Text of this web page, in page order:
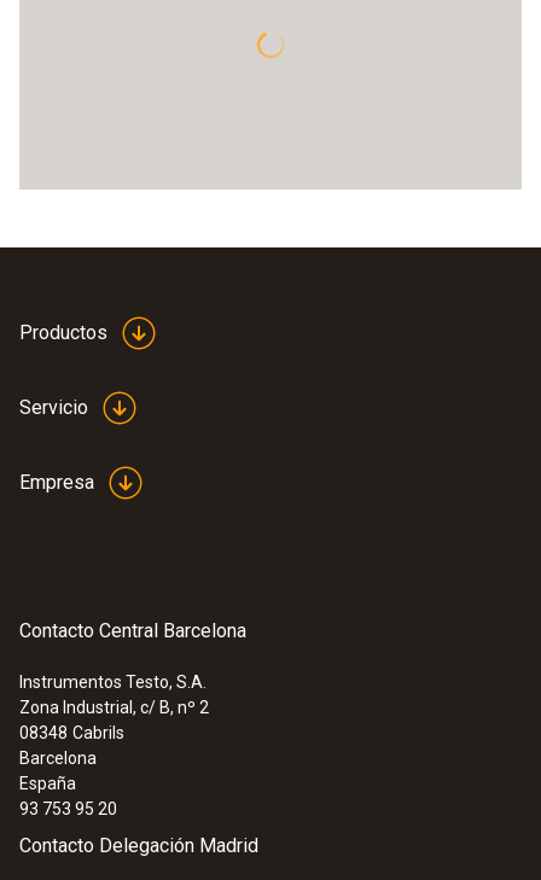
Productos
Servicio
Empresa
Contacto Central Barcelona
Instrumentos Testo, S.A.
Zona Industrial, c/ B, nº 2
08348 Cabrils
Barcelona
España
93 753 95 20
Contacto Delegación Madrid